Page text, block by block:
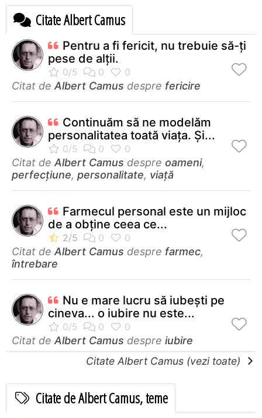
Citate Albert Camus
Pentru a fi fericit, nu trebuie să-ţi
pese de alţii.
Citat de Albert Camus despre fericire
Continuăm să ne modelăm
personalitatea toată viața. Și...
Citat de Albert Camus despre oameni,
perfecţiune, personalitate, viață
Farmecul personal este un mijloc
de a obține ceea ce...
Citat de Albert Camus despre farmec,
întrebare
Nu e mare lucru să iubeşti pe
cineva... o iubire nu este...
Citat de Albert Camus despre iubire
Citate Albert Camus (vezi toate)
Citate de Albert Camus, teme